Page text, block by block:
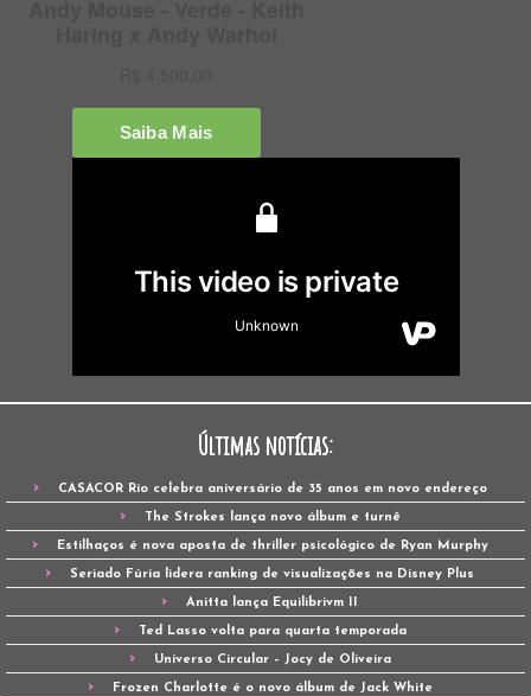
Últimas notícias:
CASACOR Rio celebra aniversário de 35 anos em novo endereço
The Strokes lança novo álbum e turnê
Estilhaços é nova aposta de thriller psicológico de Ryan Murphy
Seriado Fúria lidera ranking de visualizações na Disney Plus
Anitta lança Equilibrivm II
Ted Lasso volta para quarta temporada
Universo Circular – Jocy de Oliveira
Frozen Charlotte é o novo álbum de Jack White